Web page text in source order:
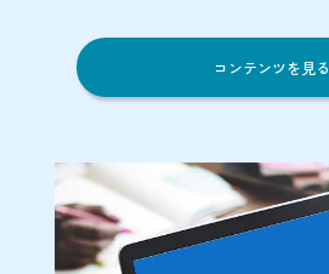
コンテンツを見る